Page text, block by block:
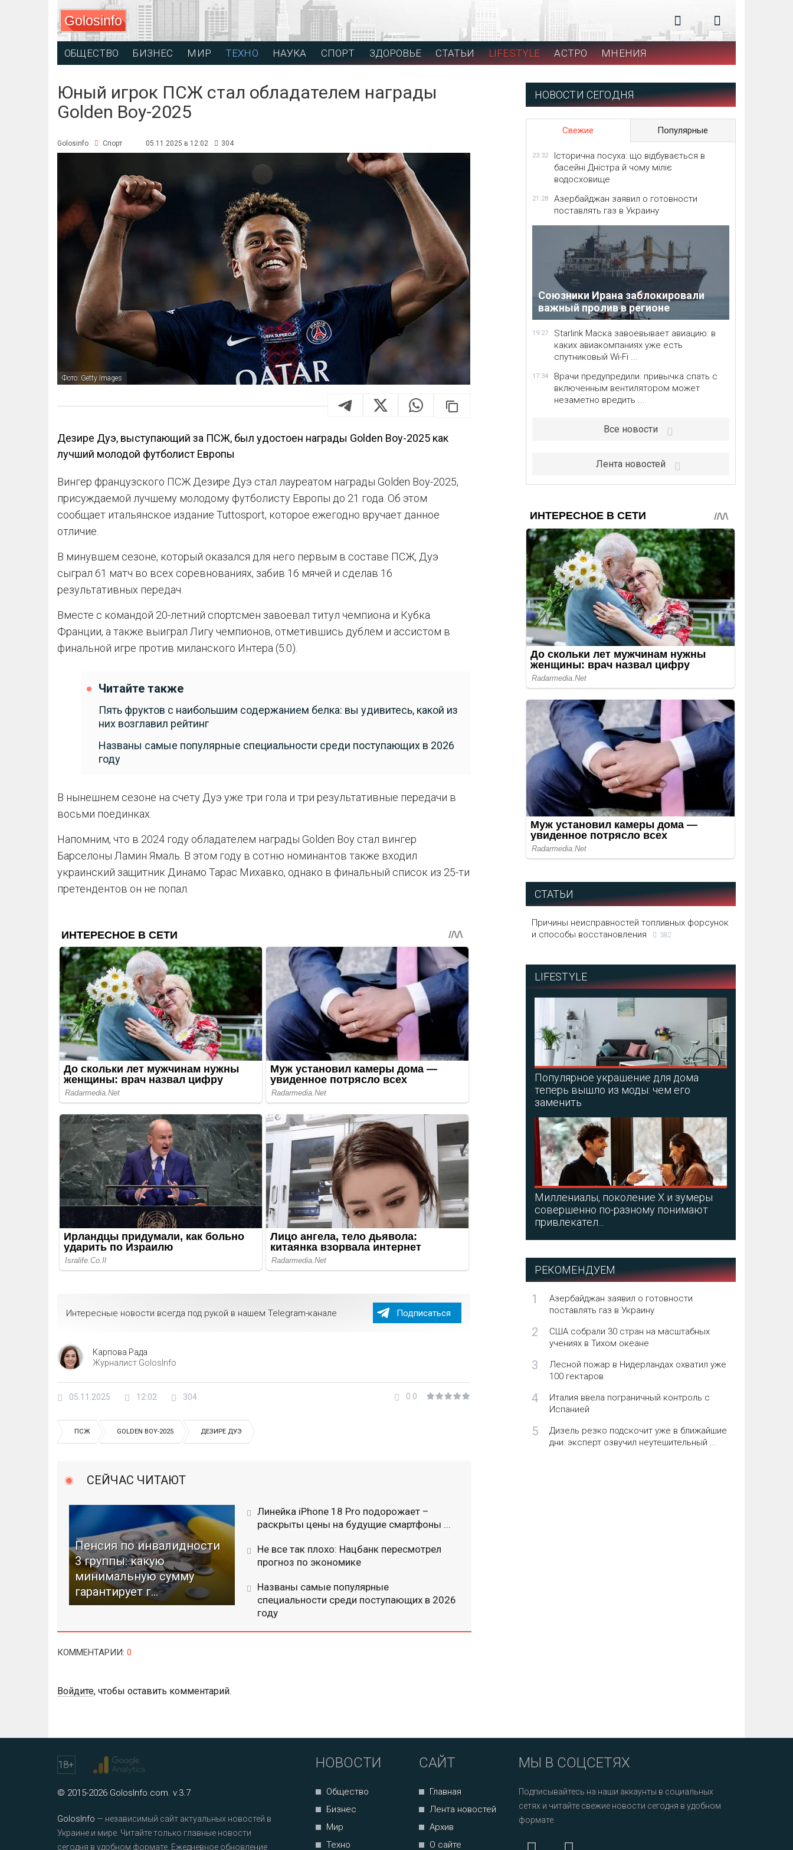
Golosinfo
ОБЩЕСТВО БИЗНЕС МИР ТЕХНО НАУКА СПОРТ ЗДОРОВЬЕ СТАТЬИ LIFESTYLE АСТРО МНЕНИЯ
Юный игрок ПСЖ стал обладателем награды
Golden Boy-2025
Golosinfo Спорт 05.11.2025 в 12:02 304
Фото: Getty Images
Дезире Дуэ, выступающий за ПСЖ, был удостоен награды Golden Boy-2025 как
лучший молодой футболист Европы
Вингер французского ПСЖ Дезире Дуэ стал лауреатом награды Golden Boy-2025,
присуждаемой лучшему молодому футболисту Европы до 21 года. Об этом
сообщает итальянское издание Tuttosport, которое ежегодно вручает данное
отличие.
В минувшем сезоне, который оказался для него первым в составе ПСЖ, Дуэ
сыграл 61 матч во всех соревнованиях, забив 16 мячей и сделав 16
результативных передач.
Вместе с командой 20-летний спортсмен завоевал титул чемпиона и Кубка
Франции, а также выиграл Лигу чемпионов, отметившись дублем и ассистом в
финальной игре против миланского Интера (5:0).
Читайте также
Пять фруктов с наибольшим содержанием белка: вы удивитесь, какой из
них возглавил рейтинг
Названы самые популярные специальности среди поступающих в 2026
году
В нынешнем сезоне на счету Дуэ уже три гола и три результативные передачи в
восьми поединках.
Напомним, что в 2024 году обладателем награды Golden Boy стал вингер
Барселоны Ламин Ямаль. В этом году в сотню номинантов также входил
украинский защитник Динамо Тарас Михавко, однако в финальный список из 25-ти
претендентов он не попал.
Интересные новости всегда под рукой в нашем Telegram-канале Подписаться
Карпова Рада
Журналист GolosInfo
05.11.2025 12:02 304 0.0
ПСЖ GOLDEN BOY-2025 ДЕЗИРЕ ДУЭ
СЕЙЧАС ЧИТАЮТ
Пенсия по инвалидности
3 группы: какую
минимальную сумму
гарантирует г...
Линейка iPhone 18 Pro подорожает –
раскрыты цены на будущие смартфоны ...
Не все так плохо: Нацбанк пересмотрел
прогноз по экономике
Названы самые популярные
специальности среди поступающих в 2026
году
КОММЕНТАРИИ: 0
Войдите, чтобы оставить комментарий.
НОВОСТИ СЕГОДНЯ
Свежие Популярные
23:32
Історична посуха: що відбувається в
басейні Дністра й чому міліє
водосховище
21:28
Азербайджан заявил о готовности
поставлять газ в Украину
Союзники Ирана заблокировали
важный пролив в регионе
19:27
Starlink Маска завоевывает авиацию: в
каких авиакомпаниях уже есть
спутниковый Wi-Fi ...
17:34
Врачи предупредили: привычка спать с
включенным вентилятором может
незаметно вредить ...
Все новости
Лента новостей
СТАТЬИ
Причины неисправностей топливных форсунок
и способы восстановления
382
LIFESTYLE
Популярное украшение для дома
теперь вышло из моды: чем его
заменить
Миллениалы, поколение X и зумеры
совершенно по-разному понимают
привлекател...
РЕКОМЕНДУЕМ
1
Азербайджан заявил о готовности
поставлять газ в Украину
2
США собрали 30 стран на масштабных
учениях в Тихом океане
3
Лесной пожар в Нидерландах охватил уже
100 гектаров
4
Италия ввела пограничный контроль с
Испанией
5
Дизель резко подскочит уже в ближайшие
дни: эксперт озвучил неутешительный ...
18+
© 2015-2026 GolosInfo.com. v.3.7
GolosInfo — независимый сайт актуальных новостей в
Украине и мире. Читайте только главные новости
сегодня в удобном формате. Ежедневное обновление
НОВОСТИ
Общество
Бизнес
Мир
Техно
САЙТ
Главная
Лента новостей
Архив
О сайте
МЫ В СОЦСЕТЯХ
Подписывайтесь на наши аккаунты в социальных
сетях и читайте свежие новости сегодня в удобном
формате.